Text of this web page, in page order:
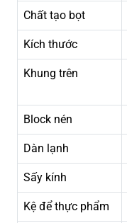
Chất tạo bọt
Kích thước
Khung trên
Block nén
Dàn lạnh
Sấy kính
Kệ để thực phẩm